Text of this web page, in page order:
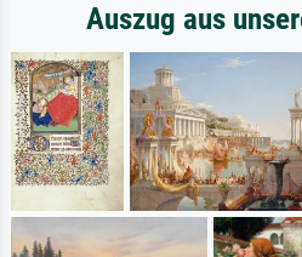
Auszug aus